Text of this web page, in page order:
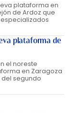
plataforma en
de Ardoz que
plataforma de
el noreste
en Zaragoza
segundo